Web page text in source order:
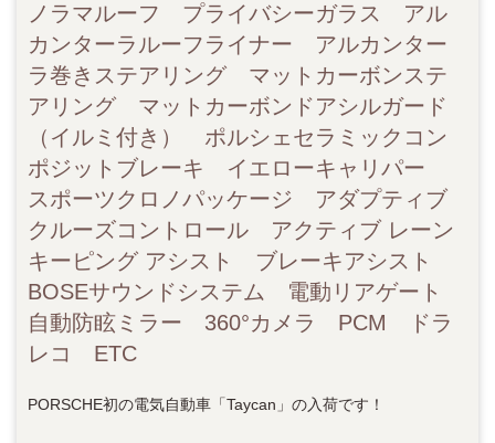
ノラマルーフ プライバシーガラス アル
カンターラルーフライナー アルカンター
ラ巻きステアリング マットカーボンステ
アリング マットカーボンドアシルガード
（イルミ付き） ポルシェセラミックコン
ポジットブレーキ イエローキャリパー
スポーツクロノパッケージ アダプティブ
クルーズコントロール アクティブ レーン
キーピング アシスト ブレーキアシスト
BOSEサウンドシステム 電動リアゲート
自動防眩ミラー 360°カメラ PCM ドラ
レコ ETC
PORSCHE初の電気自動車「Taycan」の入荷です！